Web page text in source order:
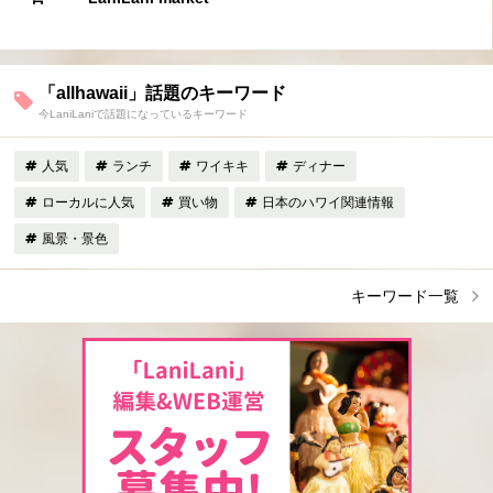
「allhawaii」話題のキーワード
今LaniLaniで話題になっているキーワード
人気 ランチ ワイキキ ディナー
ローカルに人気 買い物 日本のハワイ関連情報
風景・景色
キーワード一覧